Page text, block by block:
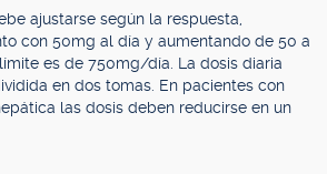
ajustarse según la respuesta,
con 50mg al día y aumentando de 50 a
es de 750mg/día. La dosis diaria
en dos tomas. En pacientes con
las dosis deben reducirse en un